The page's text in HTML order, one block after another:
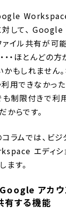
対して、
ァイル共有が可
・・ほとんどの
もしれません
利用できなかっ
も制限付きで利
らです。
コラムでは、ビ
エディシ
す。
アカウ
有する機能